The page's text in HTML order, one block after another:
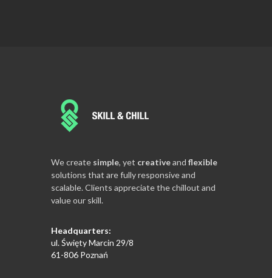
We create simple, yet creativeand flexible
solutions that are fully responsive and
scalable. Clients appreciate the chillout and
value our skill.
Headquarters:
ul. Święty Marcin 29/8
61-806 Poznań